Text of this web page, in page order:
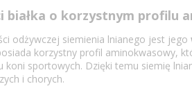
białka o korzystnym profilu
odżywczej siemienia lnianego jest jego
korzystny profil aminokwasowy,
koni sportowych. Dzięki temu siemię
i chorych.